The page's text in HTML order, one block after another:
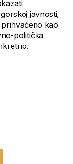
javnosti,
kao
politička